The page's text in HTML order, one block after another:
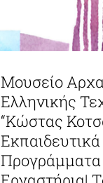
Μουσείο
Ελληνικής
“Κώστας
Εκπαιδευτικά
Προγράμματα